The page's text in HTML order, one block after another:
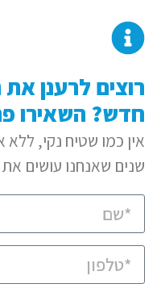
רוצים לרענן
חדש? השאירו
אין כמו שטיח נקי, ללא
שנים שאנחנו עושים את